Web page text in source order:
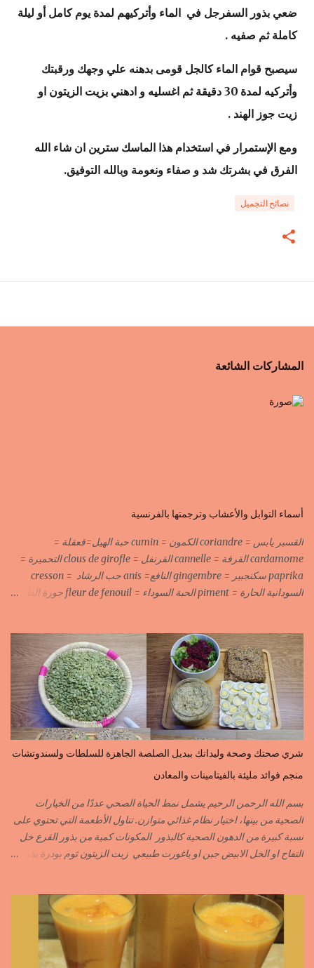
ضعي بذور السفرجل في الماء وأتركيهم لمدة يوم كامل أو ليلة
كاملة ثم صفيه .
سيصبح قوام الماء كالجل قومى بدهنه علي وجهك ورقبتك
وأتركيه لمدة 30 دقيقة ثم اغسليه و ادهني بزيت الزيتون او
زيت جوز الهند .
ومع الإستمرار في استخدام هذا الماسك سترين ان شاء الله
الفرق في بشرتك شد و صفاء ونعومة وبالله التوفيق.
نصائح التجميل
المشاركات الشائعة
أسماء التوابل والأعشاب وترجمتها بالفرنسية
القسبر يابس = coriandre الكمون = cumin حبة الهيل=قعقلة =
cardamome القرفة = cannelle القرنفل = clous de girofle التحميرة =
paprika سكنجبير = gingembre النافع= anis حب الرشاد = cresson
السودانية الحارة = piment الحبة السوداء = fleur de fenouil جوزة الطيب
=nigelle اليبزار الأبيض=poivre blonc الخرقوم =safran des
indes=curcuma اليبزار الأسود=poivre noir زعفران=safran
جنجلان=grains de sésame الكبابة=cubèbe=piment de jamaique
بسيبيسة=macis الكوزة الصحراوية=maniguette عرق السوس=reglisse
لسان الطير=fruit de frène النافع نجيمات=badiane ظهر فلفل=poivre
long الفلفلة الحلوة……………PIMENT DOUX الفلفلة الحارة……………
PIMENT PIQUANT,FORT. سكين جبير……………….GINGEMBRE
القرفة……………………..CANNELLE الكمون…………………….CUMIN الفلفلة
الابزار………………………POIVRE راس الحانوت …………. RASS EL HANOUT
C’EST L ...
شري صحتك وصحة وليداتك ببديل الصلصة الجاهزة للسلطات ولسندوتشات
منجم فوائد مليئة بالفيتامينات والمعادن
بسم الله الرحمن الرحيم يشمل نمط الحياة الصحي عددًا من الخيارات
الصحية من بينها، اختيار نظام غذائي متوازن. تناول الأطعمة التي تحتوي على
نسبة كبيرة من الدهون الصحية كالبذور المكونات كمية من بذور القرع خل
التفاح او الخل الابيض جبن او ياغورت طبيعي زيت الزيتون ثوم بودرة بذور
si=EjD0K3Lgs58txUgM